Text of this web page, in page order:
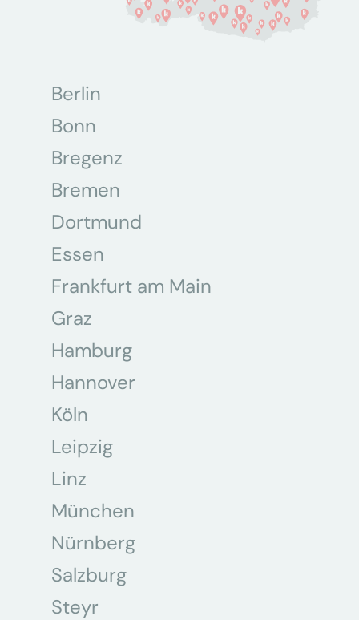
Berlin
Bonn
Bregenz
Bremen
Dortmund
Essen
Frankfurt am Main
Graz
Hamburg
Hannover
Köln
Leipzig
Linz
München
Nürnberg
Salzburg
Steyr